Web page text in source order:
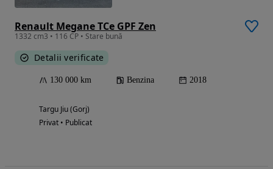
Renault Megane TCe GPF Zen
1332 cm3 • 116 CP • Stare bună
Detalii verificate
130 000 km Benzina 2018
Targu Jiu (Gorj)
Privat • Publicat